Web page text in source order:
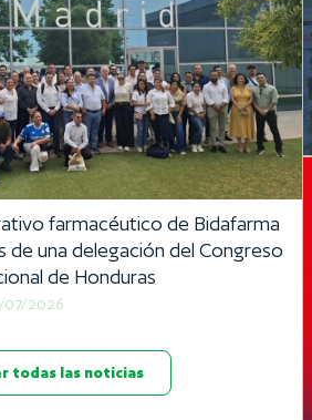
farmacéutico de Bidafarma
de una delegación del Congreso
de Honduras
07/2026
todas las noticias